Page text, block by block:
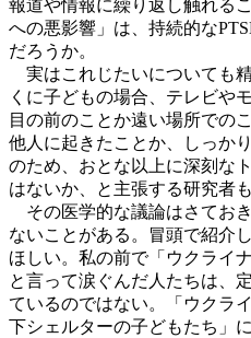
報道や情報に繰り返し触れる
への悪影響」は、持続的な
だろうか。
実はこれじたいについても
くに子どもの場合、テレビや
目の前のことか遠い場所での
他人に起きたことか、しっか
のため、おとな以上に深刻な
はないか、と主張する研究者
その医学的な議論はさてお
ないことがある。冒頭で紹介
ほしい。私の前で「ウクライ
と言って涙ぐんだ人たちは、
ているのではない。「ウクラ
下シェルターの子どもたち」